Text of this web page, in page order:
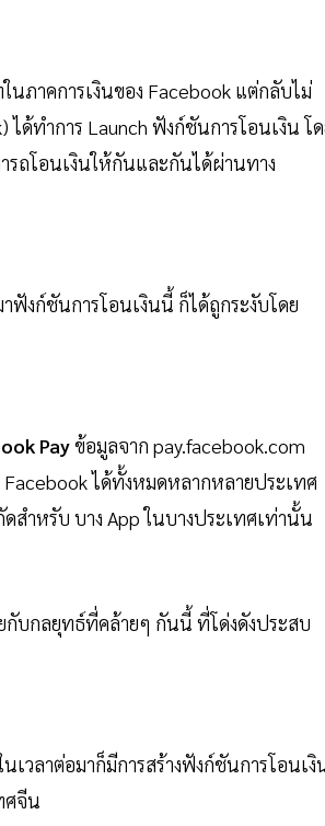
นภาคการเงินของ Facebook แต่กลับไม่
ได้ทำการ Launch ฟังก์ชันการโอนเงิน โ
รถโอนเงินให้กันและกันได้ผ่านทาง
งก์ชันการโอนเงินนี้ ก็ได้ถูกระงับโดย
Payข้อมูลจาก pay.facebook.com
ได้ทั้งหมดหลากหลายประเทศ
สำหรับ บาง App ในบางประเทศเท่านั้น
กับกลยุทธ์ที่คล้ายๆ กันนี้ ที่โด่งดังประสบ
เวลาต่อมาก็มีการสร้างฟังก์ชันการโอนเงิ
ศจีน